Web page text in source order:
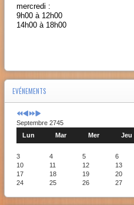
mercredi :
9h00 à 12h00
14h00 à 18h00
EVÉNEMENTS
Septembre 2745
Lun
Mar Mer Jeu
3
4 5 6
10
11 12 13
17
18 19 20
24
25 26 27